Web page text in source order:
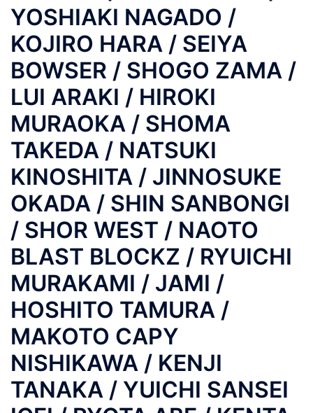
YOSHIAKI NAGADO /
KOJIRO HARA / SEIYA
BOWSER / SHOGO ZAMA /
LUI ARAKI / HIROKI
MURAOKA / SHOMA
TAKEDA / NATSUKI
KINOSHITA / JINNOSUKE
OKADA / SHIN SANBONGI
/ SHOR WEST / NAOTO
BLAST BLOCKZ / RYUICHI
MURAKAMI / JAMI /
HOSHITO TAMURA /
MAKOTO CAPY
NISHIKAWA / KENJI
TANAKA / YUICHI SANSEI